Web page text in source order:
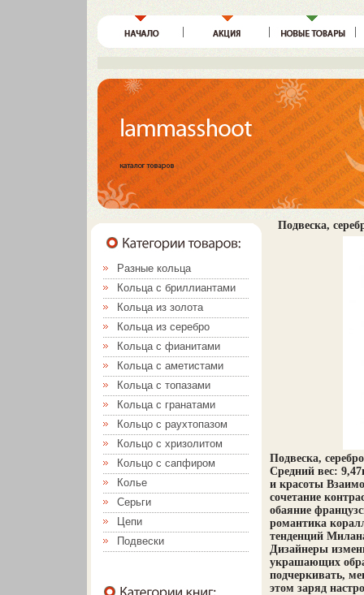
Разные кольца
Кольца с бриллиантами
Кольца из золота
Кольца из серебро
Кольца с фианитами
Кольца с аметистами
Кольца с топазами
Кольца с гранатами
Кольцо с раухтопазом
Кольцо с хризолитом
Кольцо с сапфиром
Колье
Серьги
Цепи
Подвески
Подвеска,
Подвеска,
Средний вес:
и красоты
сочетание
обаяние
романтика
тенденций
Дизайнеры
украшающих
подчеркивать,
этом заряд